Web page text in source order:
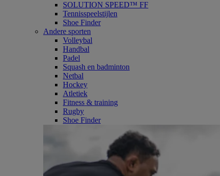
SOLUTION SPEED™ FF
Tennisspeelstijlen
Shoe Finder
Andere sporten
Volleybal
Handbal
Padel
Squash en badminton
Netbal
Hockey
Atletiek
Fitness & training
Rugby
Shoe Finder